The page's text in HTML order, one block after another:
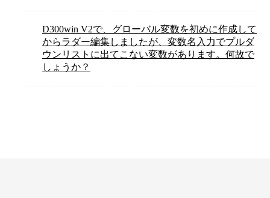
D300win V2で、グローバル変数を初めに作成して
からラダー編集しましたが、変数名入力でプルダ
ウンリストに出てこない変数があります。何故で
しょうか？